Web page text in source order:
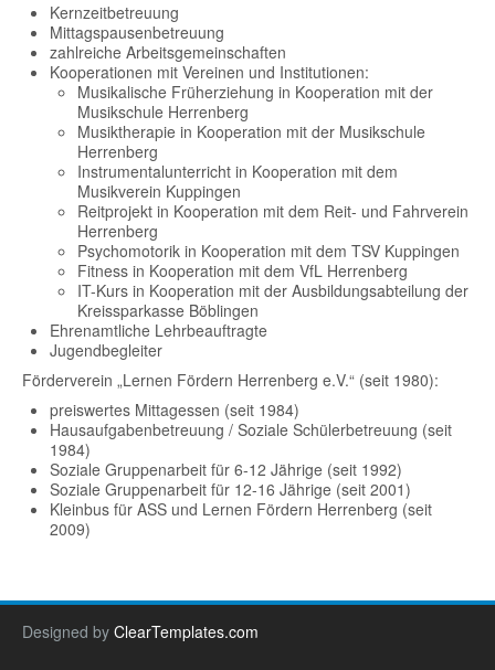
Kernzeitbetreuung
Mittagspausenbetreuung
zahlreiche Arbeitsgemeinschaften
Kooperationen mit Vereinen und Institutionen:
Musikalische Früherziehung in Kooperation mit der
Musikschule Herrenberg
Musiktherapie in Kooperation mit der Musikschule
Herrenberg
Instrumentalunterricht in Kooperation mit dem
Musikverein Kuppingen
Reitprojekt in Kooperation mit dem Reit- und Fahrverein
Herrenberg
Psychomotorik in Kooperation mit dem TSV Kuppingen
Fitness in Kooperation mit dem VfL Herrenberg
IT-Kurs in Kooperation mit der Ausbildungsabteilung der
Kreissparkasse Böblingen
Ehrenamtliche Lehrbeauftragte
Jugendbegleiter
Förderverein „Lernen Fördern Herrenberg e.V.“ (seit 1980):
preiswertes Mittagessen (seit 1984)
Hausaufgabenbetreuung / Soziale Schülerbetreuung (seit
1984)
Soziale Gruppenarbeit für 6-12 Jährige (seit 1992)
Soziale Gruppenarbeit für 12-16 Jährige (seit 2001)
Kleinbus für ASS und Lernen Fördern Herrenberg (seit
2009)
Designed by ClearTemplates.com